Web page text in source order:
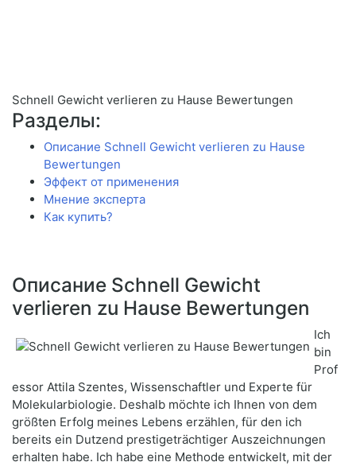
Schnell Gewicht verlieren zu Hause Bewertungen
Разделы:
Описание Schnell Gewicht verlieren zu Hause
Bewertungen
Эффект от применения
Мнение эксперта
Как купить?
Описание Schnell Gewicht
verlieren zu Hause Bewertungen
Ich
bin
Prof
essor Attila Szentes, Wissenschaftler und Experte für
Molekularbiologie. Deshalb möchte ich Ihnen von dem
größten Erfolg meines Lebens erzählen, für den ich
bereits ein Dutzend prestigeträchtiger Auszeichnungen
erhalten habe. Ich habe eine Methode entwickelt, mit der